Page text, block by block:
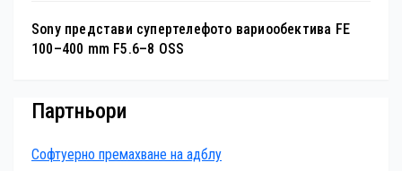
Sony представи супертелефото вариообектива FE
100–400 mm F5.6–8 OSS
Партньори
Софтуерно премахване на адблу